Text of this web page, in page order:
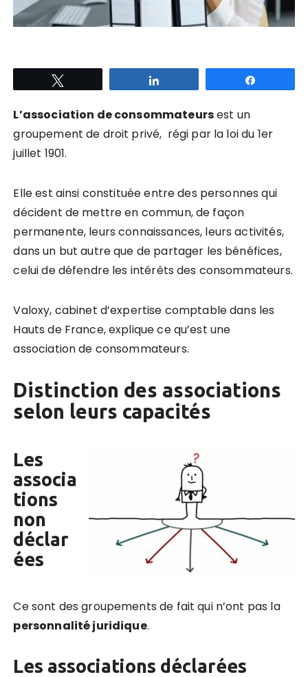
L’association de consommateursest un
groupement de droit privé, régi par la loi du 1er
juillet 1901.
Elle est ainsi constituée entre des personnes qui
décident de mettre en commun, de façon
permanente, leurs connaissances, leurs activités,
dans un but autre que de partager les bénéfices,
celui de défendre les intérêts des consommateurs.
Valoxy, cabinet d’expertise comptable dans les
Hauts de France, explique ce qu’est une
association de consommateurs.
Distinction des associations
selon leurs capacités
Les
associa
tions
non
déclar
ées
Ce sont des groupements de fait qui n’ont pas la
personnalité juridique.
Les associations déclarées